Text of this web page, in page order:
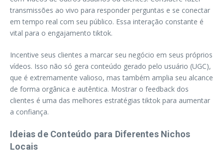
transmissões ao vivo para responder perguntas e se conectar
em tempo real com seu público. Essa interação constante é
vital para o engajamento tiktok.
Incentive seus clientes a marcar seu negócio em seus próprios
vídeos. Isso não só gera conteúdo gerado pelo usuário (UGC),
que é extremamente valioso, mas também amplia seu alcance
de forma orgânica e autêntica. Mostrar o feedback dos
clientes é uma das melhores estratégias tiktok para aumentar
a confiança.
Ideias de Conteúdo para Diferentes Nichos
Locais